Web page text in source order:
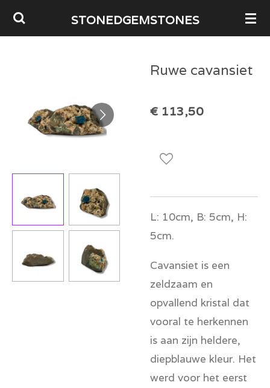
Ga
direct
STONEDGEMSTONES
Ruwe cavansiet
€ 113,50
L: 10cm, B: 5cm, H:
5cm.
Cavansiet is een
zeldzaam en
opvallend kristal dat
vooral te herkennen
is aan zijn heldere,
diepblauwe kleur. Het
werd voor het eerst